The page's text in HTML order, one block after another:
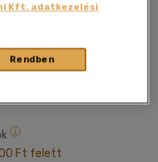
Ft felett
Kft. adatkezelési
Rendben